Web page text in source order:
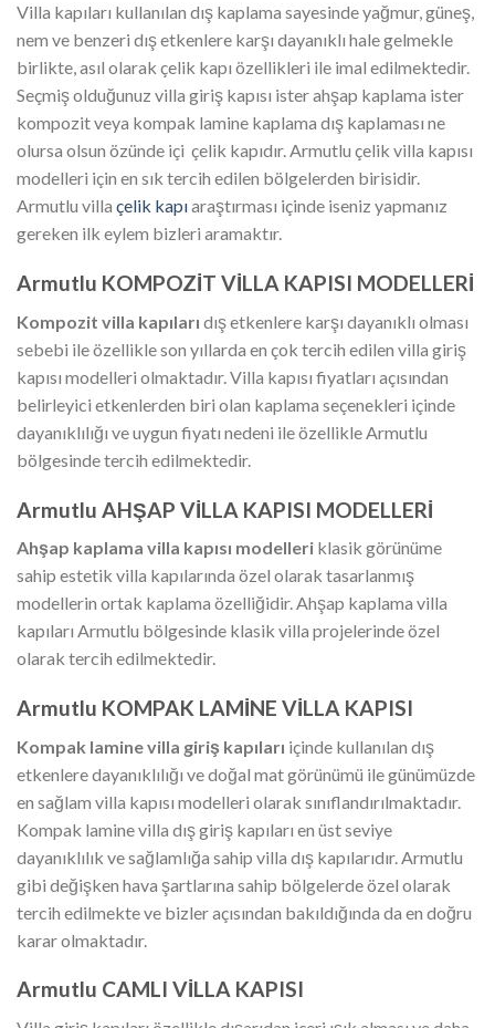
Villa kapıları kullanılan dış kaplama sayesinde yağmur, güneş,
nem ve benzeri dış etkenlere karşı dayanıklı hale gelmekle
birlikte, asıl olarak çelik kapı özellikleri ile imal edilmektedir.
Seçmiş olduğunuz villa giriş kapısı ister ahşap kaplama ister
kompozit veya kompak lamine kaplama dış kaplaması ne
olursa olsun özünde içi çelik kapıdır. Armutlu çelik villa kapısı
modelleri için en sık tercih edilen bölgelerden birisidir.
Armutlu villa çelik kapıaraştırması içinde iseniz yapmanız
gereken ilk eylem bizleri aramaktır.
Armutlu KOMPOZİT VİLLA KAPISI MODELLERİ
Kompozit villa kapıları dış etkenlere karşı dayanıklı olması
sebebi ile özellikle son yıllarda en çok tercih edilen villa giriş
kapısı modelleri olmaktadır. Villa kapısı fiyatları açısından
belirleyici etkenlerden biri olan kaplama seçenekleri içinde
dayanıklılığı ve uygun fiyatı nedeni ile özellikle Armutlu
bölgesinde tercih edilmektedir.
Armutlu AHŞAP VİLLA KAPISI MODELLERİ
Ahşap kaplama villa kapısı modelleri klasik görünüme
sahip estetik villa kapılarında özel olarak tasarlanmış
modellerin ortak kaplama özelliğidir. Ahşap kaplama villa
kapıları Armutlu bölgesinde klasik villa projelerinde özel
olarak tercih edilmektedir.
Armutlu KOMPAK LAMİNE VİLLA KAPISI
Kompak lamine villa giriş kapıları içinde kullanılan dış
etkenlere dayanıklılığı ve doğal mat görünümü ile günümüzde
en sağlam villa kapısı modelleri olarak sınıflandırılmaktadır.
Kompak lamine villa dış giriş kapıları en üst seviye
dayanıklılık ve sağlamlığa sahip villa dış kapılarıdır. Armutlu
gibi değişken hava şartlarına sahip bölgelerde özel olarak
tercih edilmekte ve bizler açısından bakıldığında da en doğru
karar olmaktadır.
Armutlu CAMLI VİLLA KAPISI